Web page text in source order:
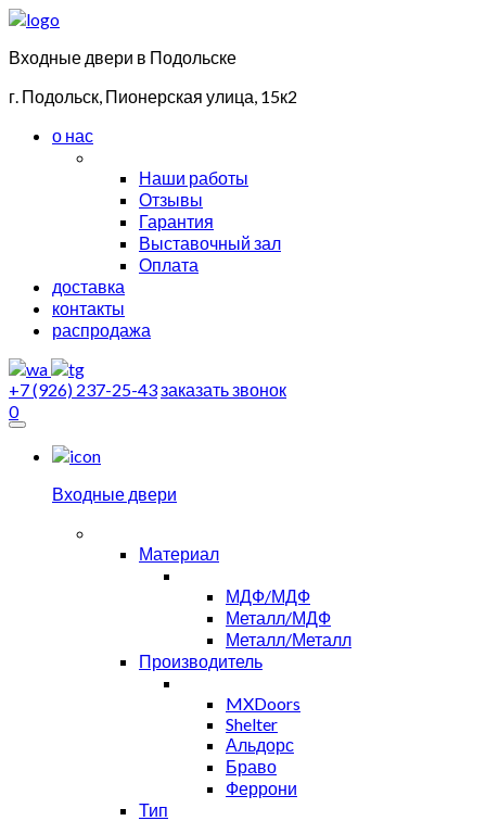
Входные двери в Подольске
г. Подольск, Пионерская улица, 15к2
о нас
Наши работы
Отзывы
Гарантия
Выставочный зал
Оплата
доставка
контакты
распродажа
+7 (926) 237-25-43заказать звонок
0
Входные двери
Материал
МДФ/МДФ
Металл/МДФ
Металл/Металл
Производитель
MXDoors
Shelter
Альдорс
Браво
Феррони
Тип